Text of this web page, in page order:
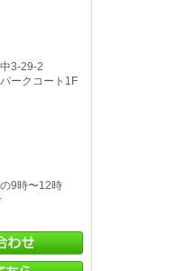
3-29-2
ークコート1F
9時〜12時